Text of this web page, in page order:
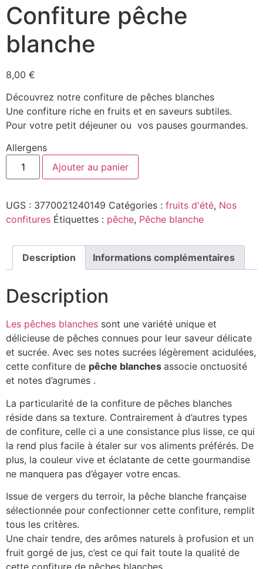
Confiture pêche
blanche
8,00 €
Découvrez notre confiture de pêches blanches
Une confiture riche en fruits et en saveurs subtiles.
Pour votre petit déjeuner ou vos pauses gourmandes.
Allergens
Ajouter au panier
UGS : 3770021240149 Catégories : fruits d'été, Nos
confitures Étiquettes : pêche, Pêche blanche
Description Informations complémentaires
Description
Les pêches blanches sont une variété unique et
délicieuse de pêches connues pour leur saveur délicate
et sucrée. Avec ses notes sucrées légèrement acidulées,
cette confiture de pêche blanches associe onctuosité
et notes d’agrumes .
La particularité de la confiture de pêches blanches
réside dans sa texture. Contrairement à d’autres types
de confiture, celle ci a une consistance plus lisse, ce qui
la rend plus facile à étaler sur vos aliments préférés. De
plus, la couleur vive et éclatante de cette gourmandise
ne manquera pas d’égayer votre encas.
Issue de vergers du terroir, la pêche blanche française
sélectionnée pour confectionner cette confiture, remplit
tous les critères.
Une chair tendre, des arômes naturels à profusion et un
fruit gorgé de jus, c’est ce qui fait toute la qualité de
cette confiture de pêches blanches .